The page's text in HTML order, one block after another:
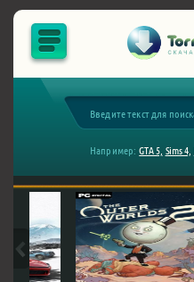
Например: GTA 5, Sims 4,